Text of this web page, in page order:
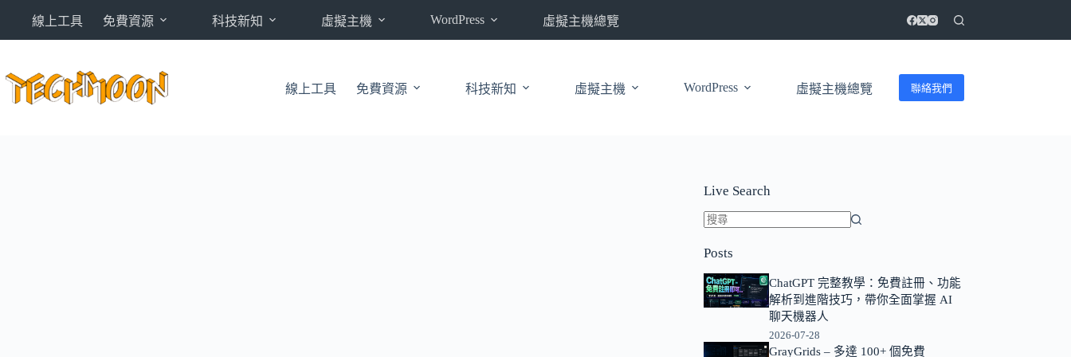
內
線上工具 免費資源 科技新知 虛擬主機 WordPress 虛擬主機總覽
線上工具 免費資源 科技新知 虛擬主機 WordPress 虛擬主機總覽 聯絡我們
Live Search
不
到
符
件
Posts
ChatGPT 完整教學：免費註冊、功能
解析到進階技巧，帶你全面掌握 AI
聊天機器人
2026-07-28
GrayGrids – 多達 100+ 個免費